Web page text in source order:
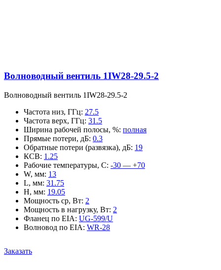
Волноводный вентиль 1IW28-29.5-2
Волноводный вентиль 1IW28-29.5-2
Частота низ, ГГц: 27.5
Частота верх, ГГц: 31.5
Ширина рабочей полосы, %: полная
Прямые потери, дБ: 0.3
Обратные потери (развязка), дБ: 19
КСВ: 1.25
Рабочие температуры, С: -30 — +70
W, мм: 13
L, мм: 31.75
H, мм: 19.05
Мощность ср, Вт: 2
Мощность в нагрузку, Вт: 2
Фланец по EIA: UG-599/U
Волновод по EIA: WR-28
Заказать